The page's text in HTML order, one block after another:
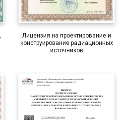
Лицензия на проектирование и
конструирование радиационных
источников